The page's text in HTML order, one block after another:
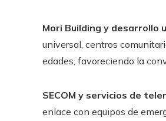
Mori Building y desarrollo
universal, centros
edades, favoreciendo la
SECOM y servicios de
enlace con equipos de